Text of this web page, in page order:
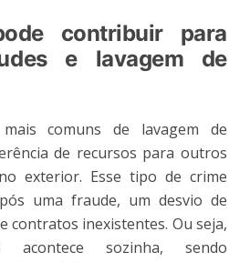
contribuir para
e lavagem de
comuns de lavagem de
de recursos para outros
exterior. Esse tipo de crime
uma fraude, um desvio de
contratos inexistentes. Ou seja,
sozinha, sendo